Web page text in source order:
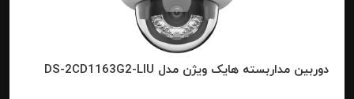
دوربین مداربسته هایک ویژن مدل DS-2CD1163G2-LIU